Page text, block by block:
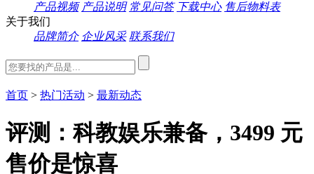
产品视频 产品说明 常见问答 下载中心 售后物料表
关于我们
品牌简介 企业风采 联系我们
首页 > 热门活动 > 最新动态
评测：科教娱乐兼备，3499 元
售价是惊喜